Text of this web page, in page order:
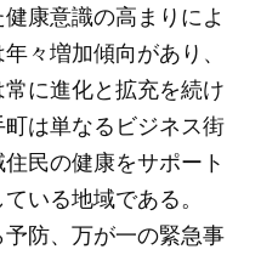
康意識の高まりによ
々増加傾向があり、
に進化と拡充を続け
は単なるビジネス街
民の健康をサポート
いる地域である。
防、万が一の緊急事